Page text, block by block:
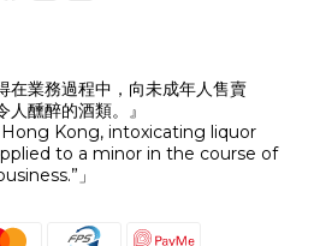
在業務過程中，向未成年人售賣
人醺醉的酒類。』
Hong Kong, intoxicating liquor
to a minor in the course of
」